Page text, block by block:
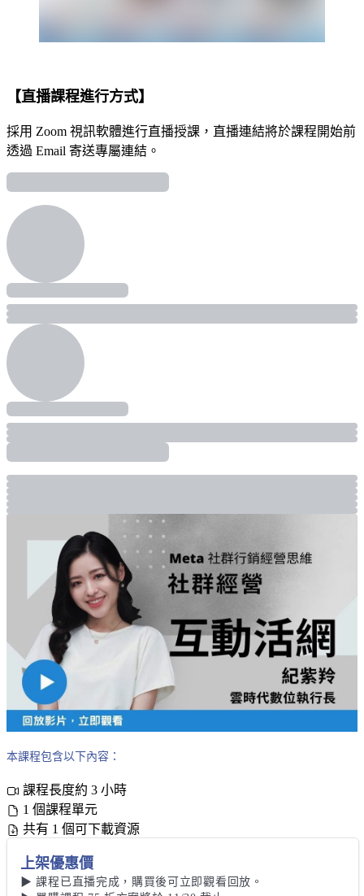
【直播課程進行方式】
採用 Zoom 視訊軟體進行直播授課，直播連結將於課程開始前
透過 Email 寄送專屬連結。
本課程包含以下內容：
課程長度約 3 小時
1 個課程單元
共有 1 個可下載資源
上架優惠價
▶ 課程已直播完成，購買後可立即觀看回放。